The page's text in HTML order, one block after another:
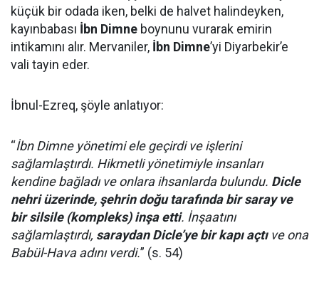
küçük bir odada iken, belki de halvet halindeyken,
kayınbabası İbn Dimne boynunu vurarak emirin
intikamını alır. Mervaniler, İbn Dimne’yi Diyarbekir’e
vali tayin eder.
İbnul-Ezreq, şöyle anlatıyor:
“İbn Dimne yönetimi ele geçirdi ve işlerini
sağlamlaştırdı. Hikmetli yönetimiyle insanları
kendine bağladı ve onlara ihsanlarda bulundu. Dicle
nehri üzerinde, şehrin doğu tarafında bir saray ve
bir silsile (kompleks) inşa etti. İnşaatını
sağlamlaştırdı, saraydan Dicle’ye bir kapı açtıve ona
Babül-Hava adını verdi.” (s. 54)